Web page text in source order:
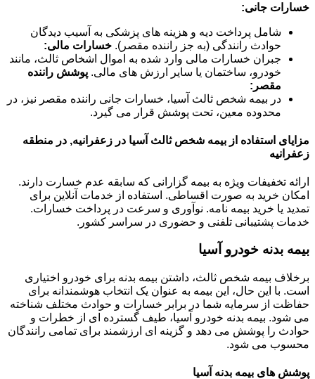
خسارات جانی:
شامل پرداخت دیه و هزینه های پزشکی به آسیب دیدگان
حوادث رانندگی (به جز راننده مقصر). خسارات مالی:
جبران خسارات مالی وارد شده به اموال اشخاص ثالث، مانند
خودرو، ساختمان یا سایر ارزش های مالی. پوشش راننده
مقصر:
در بیمه شخص ثالث آسیا، خسارات جانی راننده مقصر نیز، در
محدوده معین، تحت پوشش قرار می گیرد.
مزایای استفاده از بیمه شخص ثالث آسیا در زعفرانیه, در منطقه
زعفرانیه
ارائه تخفیفات ویژه به بیمه گزارانی که سابقه عدم خسارت دارند.
امکان خرید به صورت اقساطی. استفاده از خدمات آنلاین برای
تمدید یا خرید بیمه نامه. نوآوری و سرعت در پرداخت خسارات.
خدمات پشتیبانی تلفنی و حضوری در سراسر کشور.
بیمه بدنه خودرو آسیا
برخلاف بیمه شخص ثالث، داشتن بیمه بدنه برای خودرو اختیاری
است. با این حال، این بیمه به عنوان یک انتخاب هوشمندانه برای
حفاظت از سرمایه شما در برابر خسارات و حوادث مختلف شناخته
می شود. بیمه بدنه خودرو آسیا، طیف گسترده ای از خطرات و
حوادث را پوشش می دهد و گزینه ای ارزشمند برای تمامی رانندگان
محسوب می شود.
پوشش های بیمه بدنه آسیا